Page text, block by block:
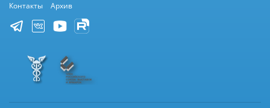
Контакты
Архив